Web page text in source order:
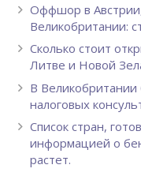
Оффшор в
Великобритании:
Сколько стоит
Литве и Новой
В
налоговых
Список стран,
информацией о
растет.